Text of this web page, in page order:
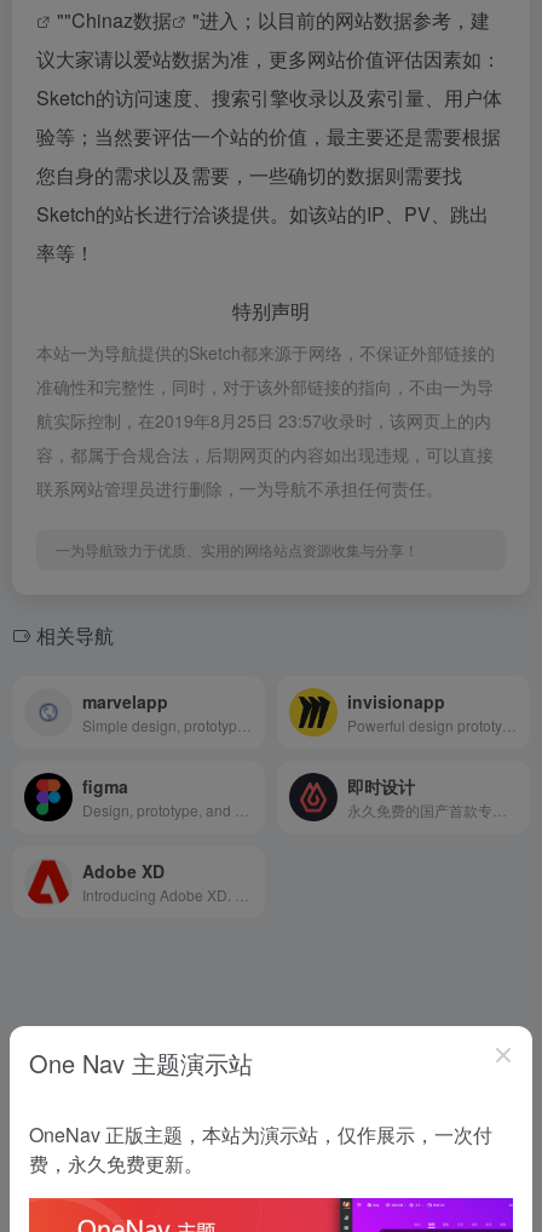
""Chinaz数据
"进入；以目前的网站数据参考，建
议大家请以爱站数据为准，更多网站价值评估因素如：
Sketch的访问速度、搜索引擎收录以及索引量、用户体
验等；当然要评估一个站的价值，最主要还是需要根据
您自身的需求以及需要，一些确切的数据则需要找
Sketch的站长进行洽谈提供。如该站的IP、PV、跳出
率等！
特别声明
本站一为导航提供的Sketch都来源于网络，不保证外部链接的
准确性和完整性，同时，对于该外部链接的指向，不由一为导
航实际控制，在2019年8月25日 23:57收录时，该网页上的内
容，都属于合规合法，后期网页的内容如出现违规，可以直接
联系网站管理员进行删除，一为导航不承担任何责任。
一为导航致力于优质、实用的网络站点资源收集与分享！
相关导航
marvelapp invisionapp
figma 即时设计
Adobe XD
One Nav 主题演示站
OneNav 正版主题，本站为演示站，仅作展示，一次付
费，永久免费更新。